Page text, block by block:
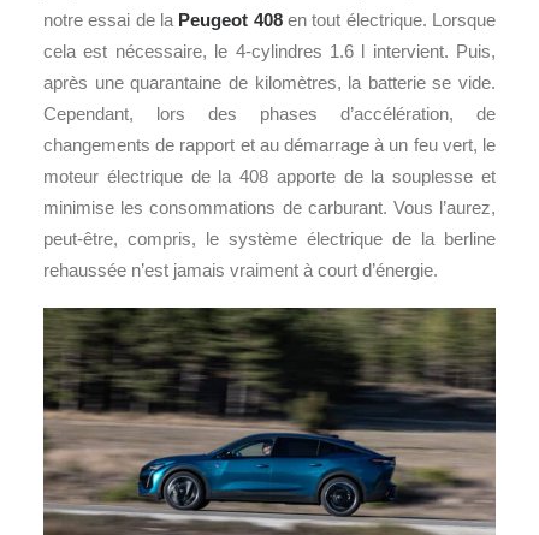
notre essai de la Peugeot 408en tout électrique. Lorsque
cela est nécessaire, le 4-cylindres 1.6 l intervient. Puis,
après une quarantaine de kilomètres, la batterie se vide.
Cependant, lors des phases d’accélération, de
changements de rapport et au démarrage à un feu vert, le
moteur électrique de la 408 apporte de la souplesse et
minimise les consommations de carburant. Vous l’aurez,
peut-être, compris, le système électrique de la berline
rehaussée n’est jamais vraiment à court d’énergie.